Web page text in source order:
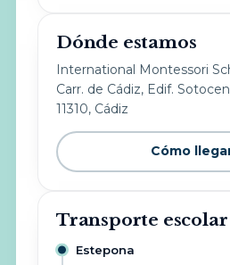
Dónde estamos
International Montessori
Carr. de Cádiz, Edif.
11310, Cádiz
Cómo
Transporte escolar
Estepona